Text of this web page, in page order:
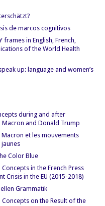
de marcos cognitivos
in English, French,
of the World Health
up: language and women’s
during and after
Macron and Donald Trump
et les mouvements
Color Blue
in the French Press
Crisis in the EU (2015-2018)
Grammatik
on the Result of the